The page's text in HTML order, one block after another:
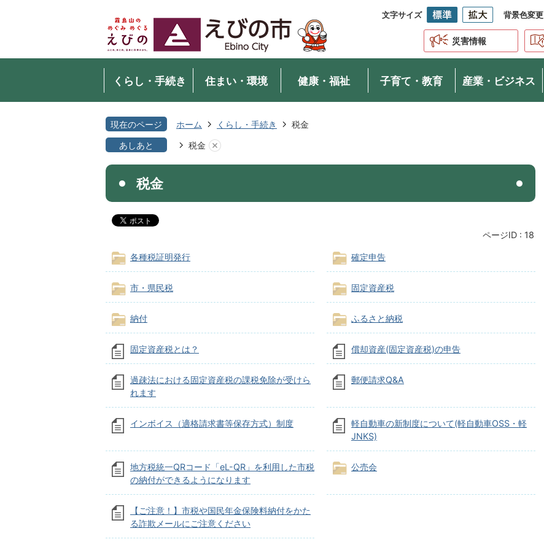
文字サイズ 背景色変更
災害情報
くらし・手続き 住まい・環境 健康・福祉 子育て・教育 産業・ビジネス
現在のページ ホーム くらし・手続き
税金
あしあと
税金
税金
ページID : 18
各種税証明発行 確定申告
市・県民税 固定資産税
納付 ふるさと納税
固定資産税とは？ 償却資産(固定資産税)の申告
過疎法における固定資産税の課税免除が受けら
れます
郵便請求Q&A
インボイス（適格請求書等保存方式）制度
軽自動車の新制度について(軽自動車OSS・軽
JNKS)
地方税統一QRコード「eL-QR」を利用した市税
の納付ができるようになります
公売会
【ご注意！】市税や国民年金保険料納付をかた
る詐欺メールにご注意ください